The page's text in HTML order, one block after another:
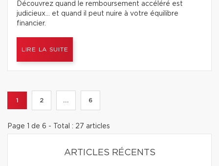
Découvrez quand le remboursement accéléré est
judicieux… et quand il peut nuire à votre équilibre
financier.
LIRE LA SUITE
1 2 ... 6
Page 1 de 6 - Total : 27 articles
ARTICLES RÉCENTS